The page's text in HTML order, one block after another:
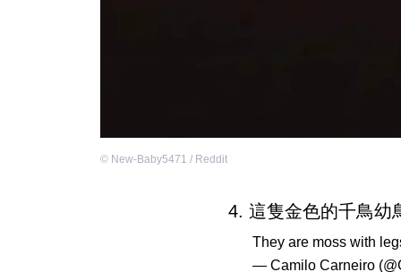
© New-Baby5471 / Reddit
4. 這隻金色的千鳥幼
They are moss with
— Camilo Carneiro